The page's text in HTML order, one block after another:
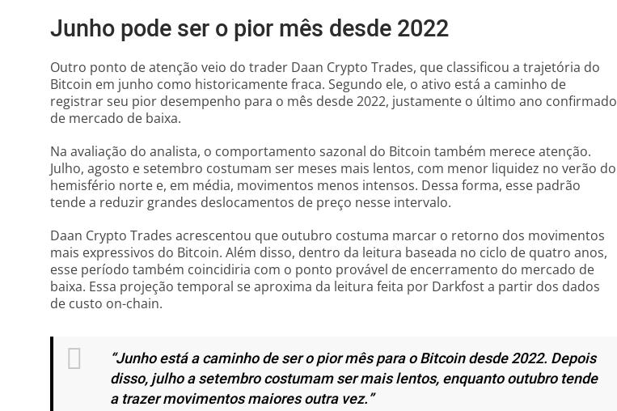
Junho pode ser o pior mês desde 2022
Outro ponto de atenção veio do trader Daan Crypto Trades, que classificou a trajetória do
Bitcoin em junho como historicamente fraca. Segundo ele, o ativo está a caminho de
registrar seu pior desempenho para o mês desde 2022, justamente o último ano confirmado
de mercado de baixa.
Na avaliação do analista, o comportamento sazonal do Bitcoin também merece atenção.
Julho, agosto e setembro costumam ser meses mais lentos, com menor liquidez no verão do
hemisfério norte e, em média, movimentos menos intensos. Dessa forma, esse padrão
tende a reduzir grandes deslocamentos de preço nesse intervalo.
Daan Crypto Trades acrescentou que outubro costuma marcar o retorno dos movimentos
mais expressivos do Bitcoin. Além disso, dentro da leitura baseada no ciclo de quatro anos,
esse período também coincidiria com o ponto provável de encerramento do mercado de
baixa. Essa projeção temporal se aproxima da leitura feita por Darkfost a partir dos dados
de custo on-chain.
“Junho está a caminho de ser o pior mês para o Bitcoin desde 2022. Depois
disso, julho a setembro costumam ser mais lentos, enquanto outubro tende
a trazer movimentos maiores outra vez.”